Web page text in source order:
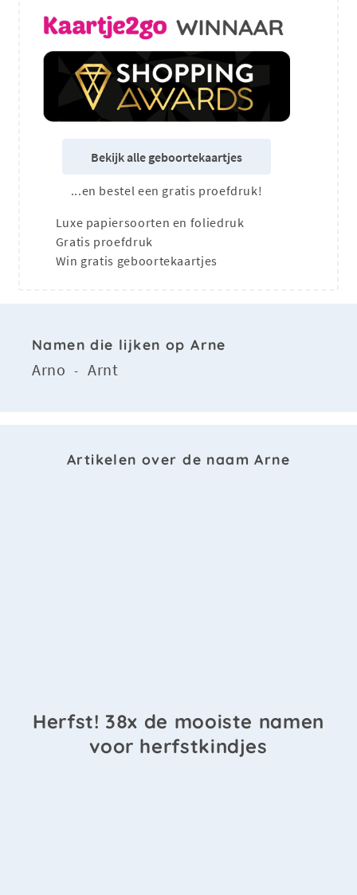
Bekijk alle geboortekaartjes
...en bestel een gratis proefdruk!
Luxe papiersoorten en foliedruk
Gratis proefdruk
Win gratis geboortekaartjes
Namen die lijken op Arne
Arno -Arnt
Artikelen over de naam Arne
Herfst! 38x de mooiste namen
voor herfstkindjes